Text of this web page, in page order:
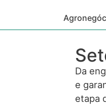
Da
e
etapa